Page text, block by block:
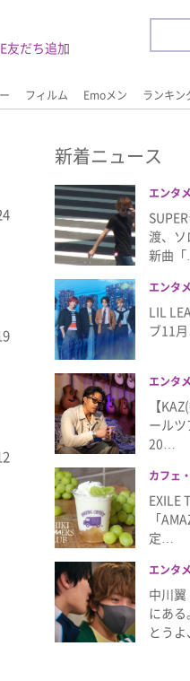
フィルム Emoメン ランキン
友だち追加
新着ニュース
エンタメ
渡、
新曲
エンタメ
LIL
ブ11
エンタメ
【
ールツ
20…
カフェ
EXILE
「
定…
エンタメ
中川
にあ
とう